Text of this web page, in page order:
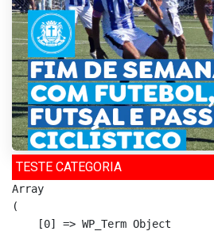
TESTE CATEGORIA
Array
(
    [0] => WP_Term Object